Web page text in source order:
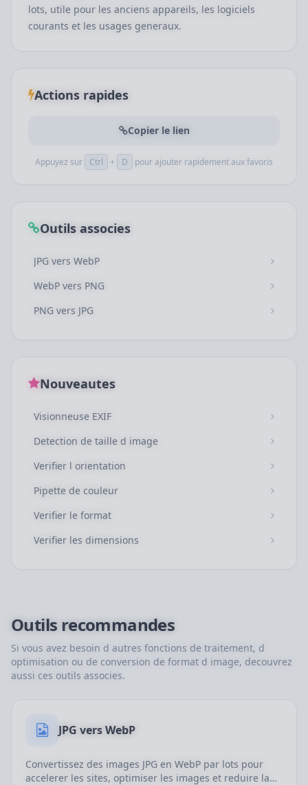
lots, utile pour les anciens appareils, les logiciels
courants et les usages generaux.
Actions rapides
Copier le lien
Appuyez sur Ctrl + D pour ajouter rapidement aux favoris
Outils associes
JPG vers WebP
WebP vers PNG
PNG vers JPG
Nouveautes
Visionneuse EXIF
Detection de taille d image
Verifier l orientation
Pipette de couleur
Verifier le format
Verifier les dimensions
Outils recommandes
Si vous avez besoin d autres fonctions de traitement, d
optimisation ou de conversion de format d image, decouvrez
aussi ces outils associes.
JPG vers WebP
Convertissez des images JPG en WebP par lots pour
accelerer les sites, optimiser les images et reduire la